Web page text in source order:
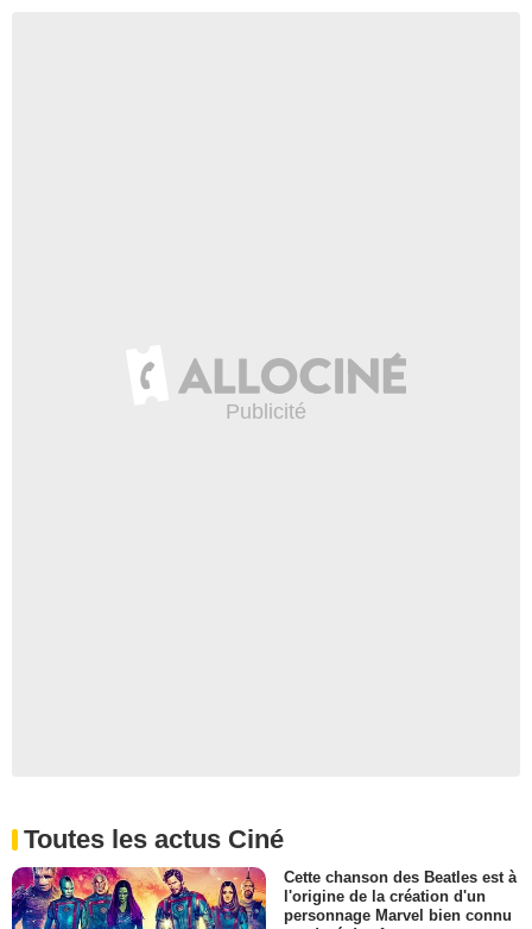
Toutes les actus Ciné
Cette chanson des Beatles est à
l'origine de la création d'un
personnage Marvel bien connu